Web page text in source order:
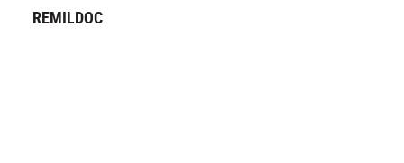
REMILDOC